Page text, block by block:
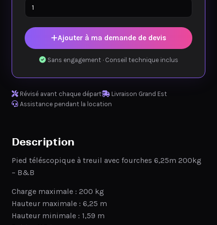
Ajouter à ma demande de devis
Sans engagement · Conseil technique inclus
Révisé avant chaque départ
Livraison Grand Est
Assistance pendant la location
Description
Pied téléscopique à treuil avec fourches 6,25m 200kg
– B&B
Charge maximale : 200 kg
Hauteur maximale : 6,25 m
Hauteur minimale : 1,59 m